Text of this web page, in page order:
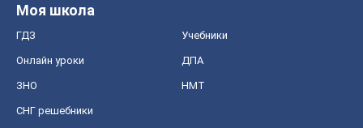
Моя школа
ГДЗ Учебники
Онлайн уроки ДПА
ЗНО НМТ
СНГ решебники